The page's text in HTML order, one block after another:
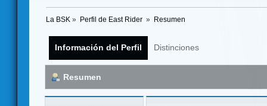
La BSK » Perfil de East Rider » Resumen
Información del Perfil Distinciones
Resumen